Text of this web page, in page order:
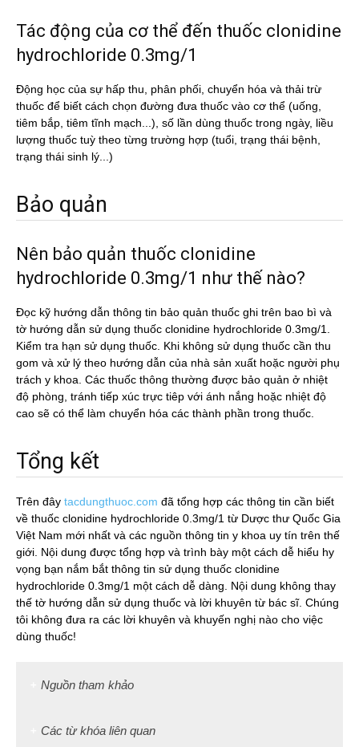
Tác động của cơ thể đến thuốc clonidine
hydrochloride 0.3mg/1
Động học của sự hấp thu, phân phối, chuyển hóa và thải trừ
thuốc để biết cách chọn đường đưa thuốc vào cơ thể (uống,
tiêm bắp, tiêm tĩnh mạch...), số lần dùng thuốc trong ngày, liều
lượng thuốc tuỳ theo từng trường hợp (tuổi, trạng thái bệnh,
trạng thái sinh lý...)
Bảo quản
Nên bảo quản thuốc clonidine
hydrochloride 0.3mg/1 như thế nào?
Đọc kỹ hướng dẫn thông tin bảo quản thuốc ghi trên bao bì và
tờ hướng dẫn sử dụng thuốc clonidine hydrochloride 0.3mg/1.
Kiểm tra hạn sử dụng thuốc. Khi không sử dụng thuốc cần thu
gom và xử lý theo hướng dẫn của nhà sản xuất hoặc người phụ
trách y khoa. Các thuốc thông thường được bảo quản ở nhiệt
độ phòng, tránh tiếp xúc trực tiêp với ánh nắng hoặc nhiệt độ
cao sẽ có thể làm chuyển hóa các thành phần trong thuốc.
Tổng kết
Trên đây tacdungthuoc.com đã tổng hợp các thông tin cần biết
về thuốc clonidine hydrochloride 0.3mg/1 từ Dược thư Quốc Gia
Việt Nam mới nhất và các nguồn thông tin y khoa uy tín trên thế
giới. Nội dung được tổng hợp và trình bày một cách dễ hiểu hy
vọng bạn nắm bắt thông tin sử dụng thuốc clonidine
hydrochloride 0.3mg/1 một cách dễ dàng. Nội dung không thay
thế tờ hướng dẫn sử dụng thuốc và lời khuyên từ bác sĩ. Chúng
tôi không đưa ra các lời khuyên và khuyến nghị nào cho việc
dùng thuốc!
Nguồn tham khảo
Các từ khóa liên quan